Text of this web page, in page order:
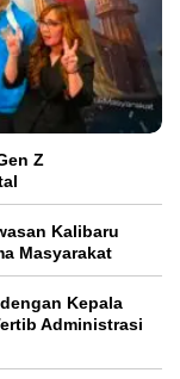
Z
Kalibaru
Masyarakat
Kepala
Administrasi